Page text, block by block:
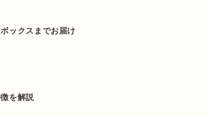
ックスまでお届け
を解説